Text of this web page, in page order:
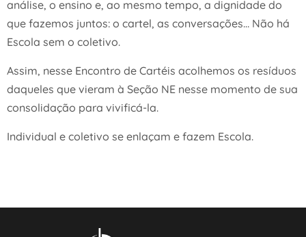
análise, o ensino e, ao mesmo tempo, a dignidade do
que fazemos juntos: o cartel, as conversações… Não há
Escola sem o coletivo.
Assim, nesse Encontro de Cartéis acolhemos os resíduos
daqueles que vieram à Seção NE nesse momento de sua
consolidação para vivificá-la.
Individual e coletivo se enlaçam e fazem Escola.